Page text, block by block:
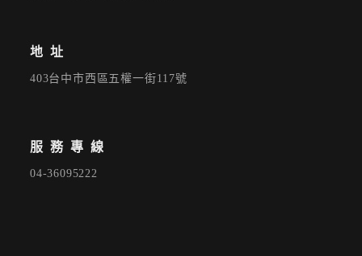
地址
403台中市西區五權一街117號
服務專線
04-36095222